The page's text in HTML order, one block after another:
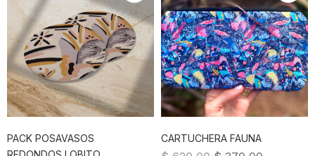
PACK POSAVASOS
CARTUCHERA FAUNA